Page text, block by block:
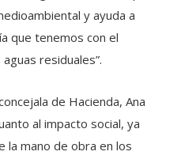
y ayuda a
que tenemos con el
residuales”.
de Hacienda, Ana
al impacto social, ya
la mano de obra en los